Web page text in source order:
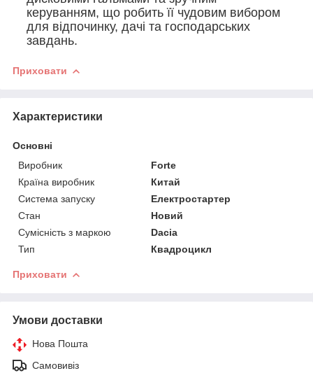
керуванням, що робить її чудовим вибором
для відпочинку, дачі та господарських
завдань.
Приховати
Характеристики
Основні
Виробник
Forte
Країна виробник
Китай
Система запуску
Електростартер
Стан
Новий
Сумісність з маркою
Dacia
Тип
Квадроцикл
Приховати
Умови доставки
Нова Пошта
Самовивіз